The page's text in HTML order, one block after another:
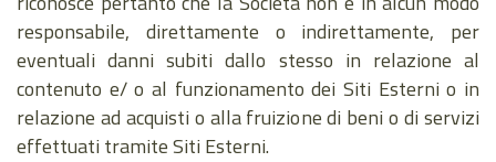
responsabile, direttamente o indirettamente, per
eventuali danni subiti dallo stesso in relazione al
contenuto e/ o al funzionamento dei Siti Esterni o in
relazione ad acquisti o alla fruizione di beni o di servizi
effettuati tramite Siti Esterni.